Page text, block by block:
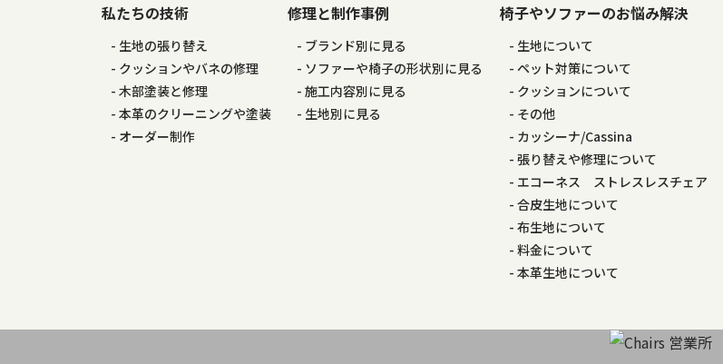
ゲ
ー
シ
私たちの技術
生地の張り替え
クッションやバネの修理
木部塗装と修理
本革のクリーニングや塗装
オーダー制作
修理と制作事例
ブランド別に見る
ソファーや椅子の形状別に見る
施工内容別に見る
生地別に見る
椅子やソファーのお悩み解決
生地について
ペット対策について
クッションについて
その他
カッシーナ/Cassina
張り替えや修理について
エコーネス ストレスレスチェア
合皮生地について
布生地について
料金について
本革生地について